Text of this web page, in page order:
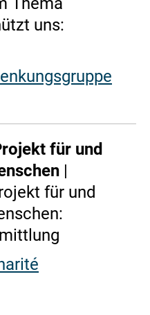
uns:
für und
|
für und